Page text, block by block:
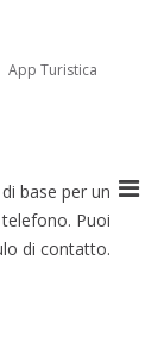
App Turistica
base per un
Puoi
di contatto.